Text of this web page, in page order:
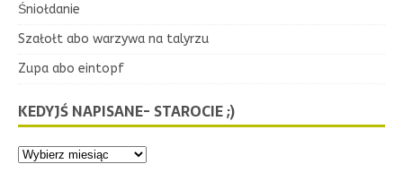
Śniołdanie
Szałołt abo warzywa na talyrzu
Zupa abo eintopf
KEDYJŚ NAPISANE- STAROCIE ;)